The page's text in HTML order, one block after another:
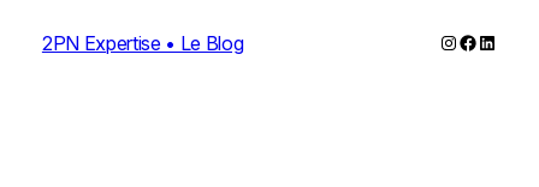
2PN Expertise • Le Blog Instagram